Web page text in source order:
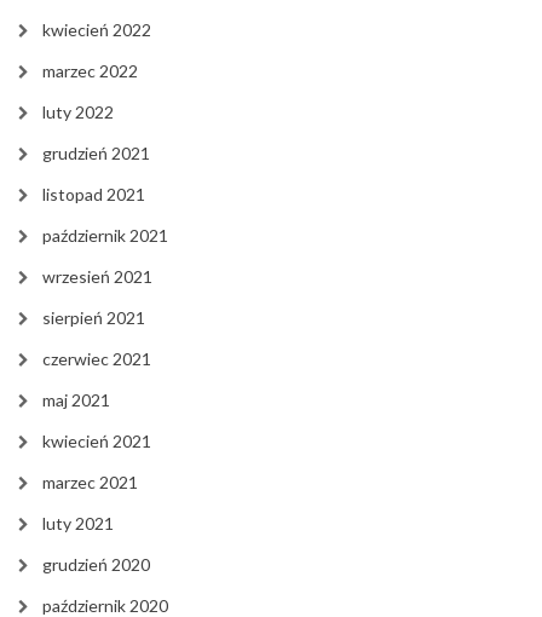
kwiecień 2022
marzec 2022
luty 2022
grudzień 2021
listopad 2021
październik 2021
wrzesień 2021
sierpień 2021
czerwiec 2021
maj 2021
kwiecień 2021
marzec 2021
luty 2021
grudzień 2020
październik 2020